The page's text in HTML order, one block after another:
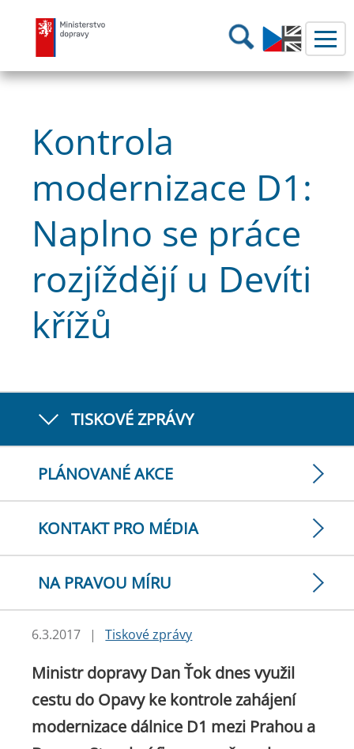
Ministerstvo dopravy Hledání
Kontrola
modernizace D1:
Naplno se práce
rozjíždějí u Devíti
křížů
TISKOVÉ ZPRÁVY
PLÁNOVANÉ AKCE
KONTAKT PRO MÉDIA
NA PRAVOU MÍRU
6.3.2017 | Tiskové zprávy
Ministr dopravy Dan Ťok dnes využil
cestu do Opavy ke kontrole zahájení
modernizace dálnice D1 mezi Prahou a